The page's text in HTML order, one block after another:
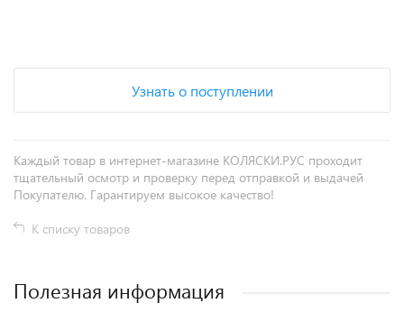
Узнать о поступлении
Каждый товар в интернет-магазине КОЛЯСКИ.РУС проходит
тщательный осмотр и проверку перед отправкой и выдачей
Покупателю. Гарантируем высокое качество!
К списку товаров
Полезная информация